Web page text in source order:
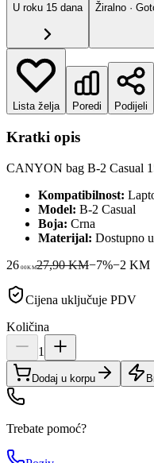
U roku 15 dana
Žiralno ·
Lista želja Poredi Podijeli
Kratki opis
CANYON bag B-2 Casual
Kompatibilnost:
Model: B-2 Casual
Boja: Crna
Materijal: Dostupno
26 00KM27,90 KM−7%−2 KM
Cijena uključuje PDV
Količina
1
Dodaj u korpu
Trebate pomoć?